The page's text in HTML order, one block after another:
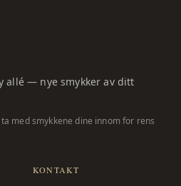
allé — nye smykker av ditt
med smykkene dine innom for rens
KONTAKT